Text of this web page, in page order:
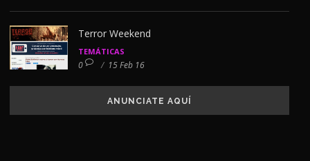
Terror Weekend
TEMÁTICAS
0 / 15 Feb 16
ANUNCIATE AQUÍ